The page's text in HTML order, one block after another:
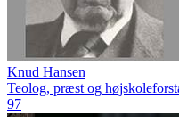
Knud Hansen
Teolog, præst og
97